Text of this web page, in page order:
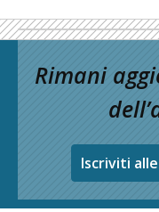
Rimani
Iscriviti